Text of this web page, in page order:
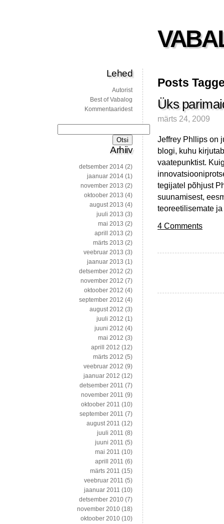
Posts
Üks
märts 24, 2009
Jeffrey Phllips on
blogi, kuhu
vaatepunktist.
tegijatel põhjust
suunamisest,
teoreetilisemate
4 Comments
Lehed
Autorist
Best of Vabalog
Kommentaaridest
Arhiiv
detsember 2014 (2)
jaanuar 2014 (1)
november 2013 (2)
oktoober 2013 (4)
august 2013 (4)
juuli 2013 (3)
mai 2013 (2)
aprill 2013 (2)
märts 2013 (2)
veebruar 2013 (3)
jaanuar 2013 (1)
detsember 2012 (2)
november 2012 (7)
oktoober 2012 (4)
september 2012 (4)
august 2012 (3)
juuli 2012 (1)
juuni 2012 (4)
mai 2012 (3)
aprill 2012 (12)
märts 2012 (5)
veebruar 2012 (9)
jaanuar 2012 (12)
detsember 2011 (7)
november 2011 (9)
oktoober 2011 (10)
september 2011 (7)
august 2011 (12)
juuli 2011 (8)
juuni 2011 (5)
mai 2011 (10)
aprill 2011 (6)
märts 2011 (15)
veebruar 2011 (5)
jaanuar 2011 (10)
detsember 2010 (7)
november 2010 (18)
oktoober 2010 (10)